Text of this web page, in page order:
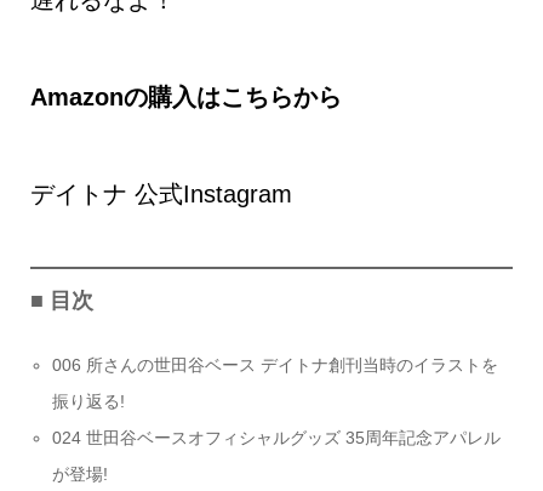
Amazonの購入はこちらから
デイトナ 公式Instagram
■ 目次
006 所さんの世田谷ベース デイトナ創刊当時のイラストを
振り返る!
024 世田谷ベースオフィシャルグッズ 35周年記念アパレル
が登場!